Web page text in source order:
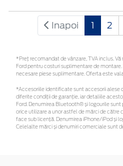
Inapoi 1 2
*Preţ recomandat de vânzare, TVA inclus.
Ford pentru costuri suplimentare de
necesare piese suplimentare. Oferta este
*Accesoriile identificate sunt accesorii alese
diferite condiții de garanție, iar detaliile
Ford. Denumirea Bluetooth® și logourile sunt
orice utilizare a unor astfel de mărci de către
face sub licență. Denumirea iPhone/iPod și
Celelalte mărci și denumiri comerciale sunt